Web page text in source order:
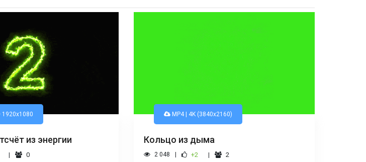
1920x1080
из энергии
0
MP4 | 4K (3840x2160)
Кольцо из дыма
2 048 +2
2